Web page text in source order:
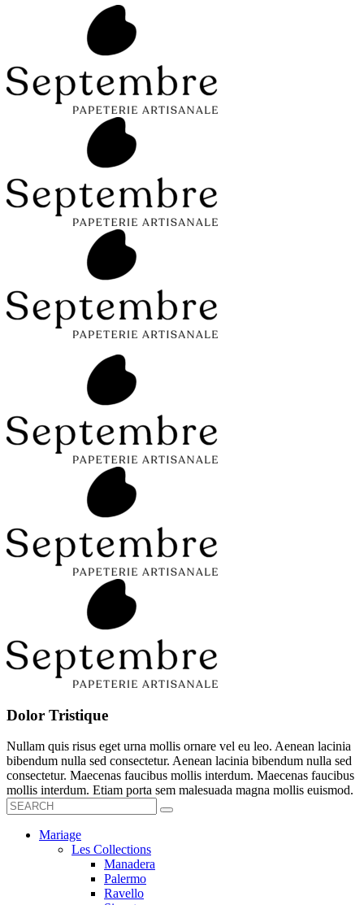
Dolor Tristique
Nullam quis risus eget urna mollis ornare vel eu leo. Aenean lacinia
bibendum nulla sed consectetur. Aenean lacinia bibendum nulla sed
consectetur. Maecenas faucibus mollis interdum. Maecenas faucibus
mollis interdum. Etiam porta sem malesuada magna mollis euismod.
Mariage
Les Collections
Manadera
Palermo
Ravello